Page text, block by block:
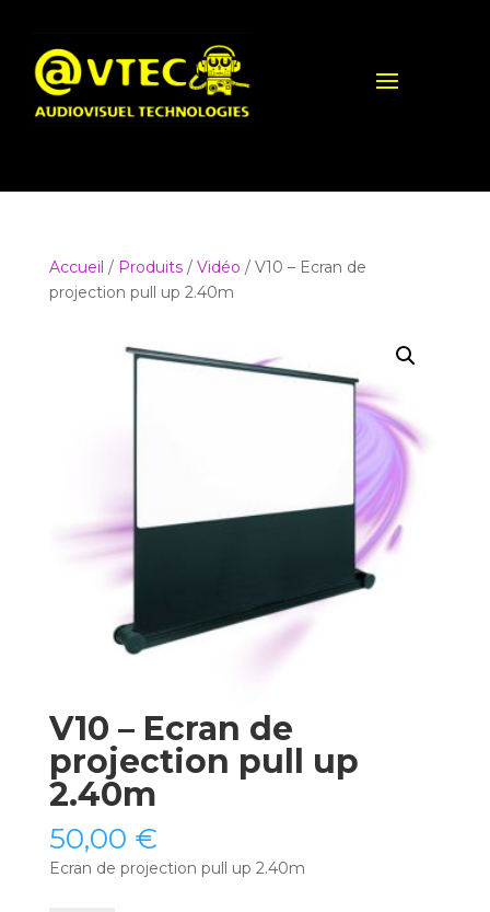
Accueil / Produits/ Vidéo / V10 – Ecran de
projection pull up 2.40m
V10 – Ecran de
projection pull up
2.40m
50,00 €
Ecran de projection pull up 2.40m